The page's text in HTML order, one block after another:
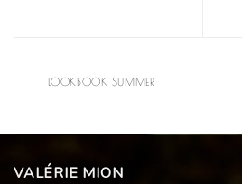
LOOKBOOK SUMMER
VALÉRIE MION